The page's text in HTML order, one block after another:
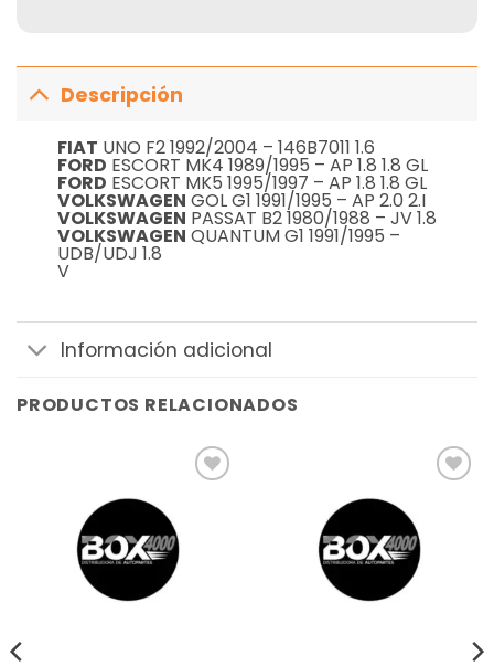
Descripción
FIAT UNO F2 1992/2004 – 146B7011 1.6
FORD ESCORT MK4 1989/1995 – AP 1.8 1.8 GL
FORD ESCORT MK5 1995/1997 – AP 1.8 1.8 GL
VOLKSWAGEN GOL G1 1991/1995 – AP 2.0 2.I
VOLKSWAGEN PASSAT B2 1980/1988 – JV 1.8
VOLKSWAGEN QUANTUM G1 1991/1995 –
UDB/UDJ 1.8
V
Información adicional
PRODUCTOS RELACIONADOS
deseos
deseos